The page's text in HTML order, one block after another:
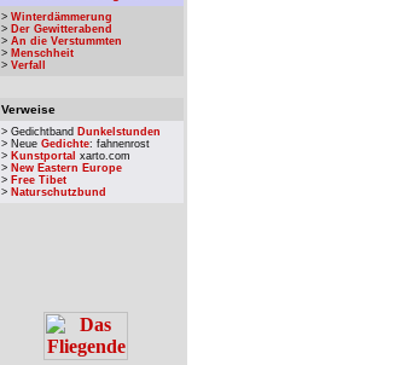
> Winterdämmerung
> Der Gewitterabend
> An die Verstummten
> Menschheit
> Verfall
Verweise
> Gedichtband Dunkelstunden
> Neue Gedichte: fahnenrost
> Kunstportal xarto.com
> New Eastern Europe
> Free Tibet
> Naturschutzbund